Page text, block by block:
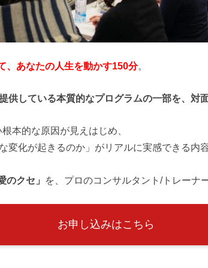
、あなたの人生を動かす150分。
供している本質的なプログラムの一部を、対
本的な原因が見えはじめ、
変化が起きるのか」がリアルに実感できる内容
のクセ」 を、プロのコンサルタント/トレーナ
お申し込みはこちら